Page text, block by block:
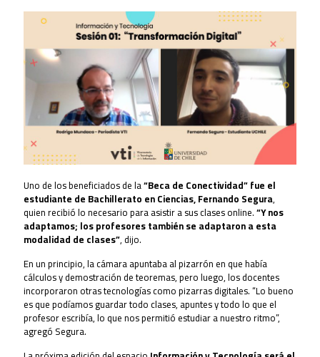
Uno de los beneficiados de la“Beca de Conectividad” fue el
estudiante de Bachillerato en Ciencias, Fernando Segura,
quien recibió lo necesario para asistir a sus clases online.“Y nos
adaptamos; los profesores también se adaptaron a esta
modalidad de clases”, dijo.
En un principio, la cámara apuntaba al pizarrón en que había
cálculos y demostración de teoremas, pero luego, los docentes
incorporaron otras tecnologías como pizarras digitales. “Lo bueno
es que podíamos guardar todo clases, apuntes y todo lo que el
profesor escribía, lo que nos permitió estudiar a nuestro ritmo”,
agregó Segura.